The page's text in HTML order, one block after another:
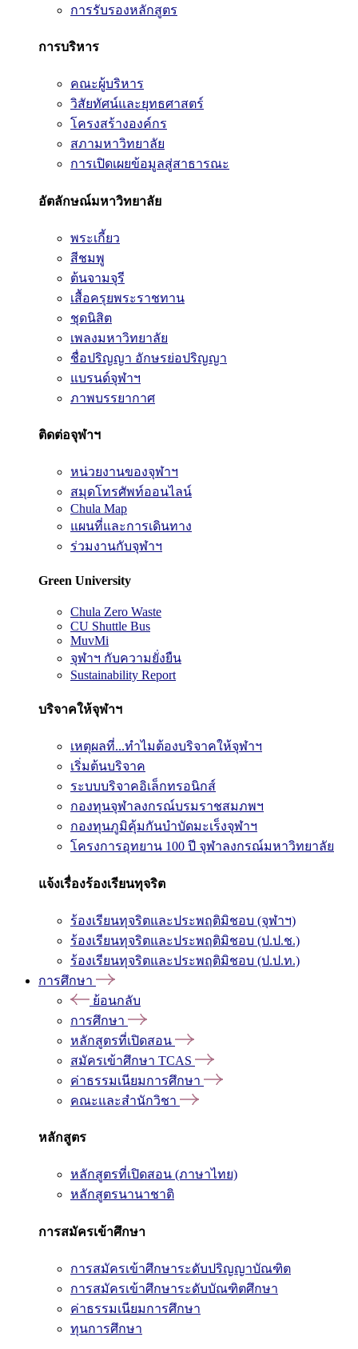
การรับรองหลักสูตร
การบริหาร
คณะผู้บริหาร
วิสัยทัศน์และยุทธศาสตร์
โครงสร้างองค์กร
สภามหาวิทยาลัย
การเปิดเผยข้อมูลสู่สาธารณะ
อัตลักษณ์มหาวิทยาลัย
พระเกี้ยว
สีชมพู
ต้นจามจุรี
เสื้อครุยพระราชทาน
ชุดนิสิต
เพลงมหาวิทยาลัย
ชื่อปริญญา อักษรย่อปริญญา
แบรนด์จุฬาฯ
ภาพบรรยากาศ
ติดต่อจุฬาฯ
หน่วยงานของจุฬาฯ
สมุดโทรศัพท์ออนไลน์
Chula Map
แผนที่และการเดินทาง
ร่วมงานกับจุฬาฯ
Green University
Chula Zero Waste
CU Shuttle Bus
MuvMi
จุฬาฯ กับความยั่งยืน
Sustainability Report
บริจาคให้จุฬาฯ
เหตุผลที่...ทำไมต้องบริจาคให้จุฬาฯ
เริ่มต้นบริจาค
ระบบบริจาคอิเล็กทรอนิกส์
กองทุนจุฬาลงกรณ์บรมราชสมภพฯ
กองทุนภูมิคุ้มกันบำบัดมะเร็งจุฬาฯ
โครงการอุทยาน 100 ปี จุฬาลงกรณ์มหาวิทยาลัย
แจ้งเรื่องร้องเรียนทุจริต
ร้องเรียนทุจริตและประพฤติมิชอบ (จุฬาฯ)
ร้องเรียนทุจริตและประพฤติมิชอบ (ป.ป.ช.)
ร้องเรียนทุจริตและประพฤติมิชอบ (ป.ป.ท.)
การศึกษา
ย้อนกลับ
การศึกษา
หลักสูตรที่เปิดสอน
สมัครเข้าศึกษา TCAS
ค่าธรรมเนียมการศึกษา
คณะและสำนักวิชา
หลักสูตร
หลักสูตรที่เปิดสอน (ภาษาไทย)
หลักสูตรนานาชาติ
การสมัครเข้าศึกษา
การสมัครเข้าศึกษาระดับปริญญาบัณฑิต
การสมัครเข้าศึกษาระดับบัณฑิตศึกษา
ค่าธรรมเนียมการศึกษา
ทุนการศึกษา